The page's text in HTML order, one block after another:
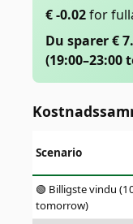
€-0.02for
Du sparer €
(19:00–23:00
Scenario
🟢 Billigste vindu
tomorrow)